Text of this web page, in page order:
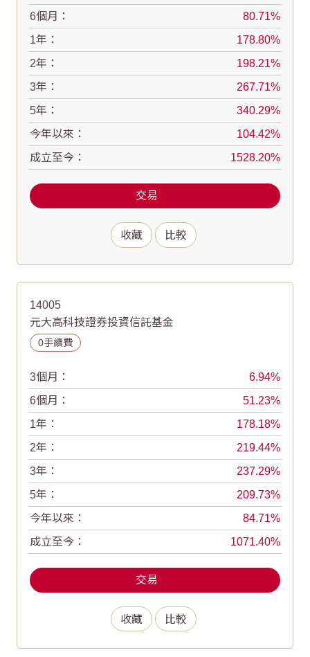
收藏 比較
6個月：
80.71
1年：
178.80
2年：
198.21
3年：
267.71
5年：
340.29
今年以來：
104.42
成立至今：
1528.20
交易
收藏 比較
14005
元大高科技證券投資信託基金
0手續費
3個月：
6.94
6個月：
51.23
1年：
178.18
2年：
219.44
3年：
237.29
5年：
209.73
今年以來：
84.71
成立至今：
1071.40
交易